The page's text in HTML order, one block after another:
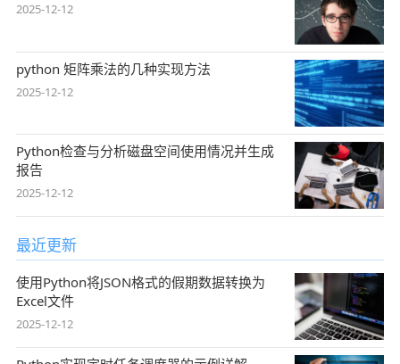
2025-12-12
python 矩阵乘法的几种实现方法
2025-12-12
Python检查与分析磁盘空间使用情况并生成
报告
2025-12-12
最近更新
使用Python将JSON格式的假期数据转换为
Excel文件
2025-12-12